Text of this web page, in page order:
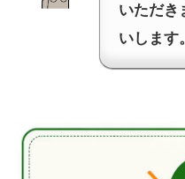
いただき
いします。